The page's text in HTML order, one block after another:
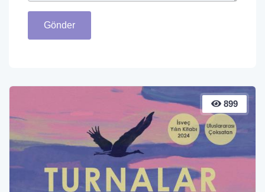
Gönder
899